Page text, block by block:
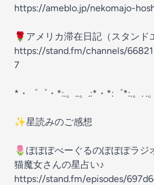
https://ameblo.jp/nekomajo-
🌹アメリカ滞在日記（スタンド
https://stand.fm/channels/
7
*・゜゜・*:.。..。.:*・*:゜*:.。. .
✨星読みのご感想
🌷ぽぽぽべーぐるのぽぽぽラジ
猫魔女さんの星占い♪
https://stand.fm/episodes/